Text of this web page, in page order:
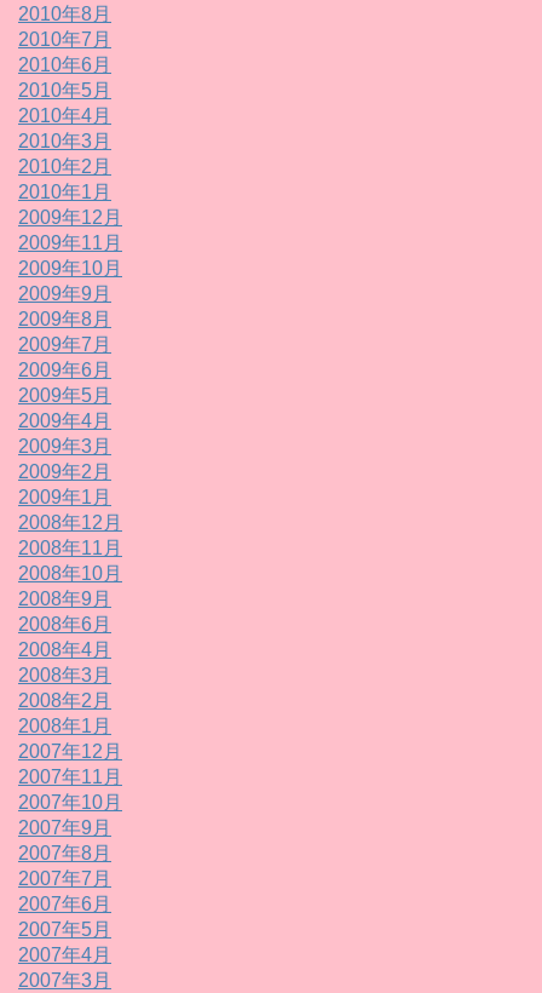
2010年8月
2010年7月
2010年6月
2010年5月
2010年4月
2010年3月
2010年2月
2010年1月
2009年12月
2009年11月
2009年10月
2009年9月
2009年8月
2009年7月
2009年6月
2009年5月
2009年4月
2009年3月
2009年2月
2009年1月
2008年12月
2008年11月
2008年10月
2008年9月
2008年6月
2008年4月
2008年3月
2008年2月
2008年1月
2007年12月
2007年11月
2007年10月
2007年9月
2007年8月
2007年7月
2007年6月
2007年5月
2007年4月
2007年3月